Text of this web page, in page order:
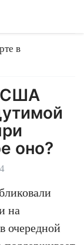
в
США
оно?
на
очередной